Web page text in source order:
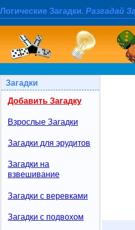
Логические Загадки. Разгадай
Загадки
Добавить Загадку
Взрослые Загадки
Загадки для эрудитов
Загадки на
взвешивание
Загадки с веревками
Загадки с подвохом